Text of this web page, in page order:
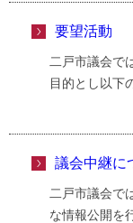
要望活動
二戸市議会で
目的とし以下
議会中継
二戸市議会で
な情報公開を